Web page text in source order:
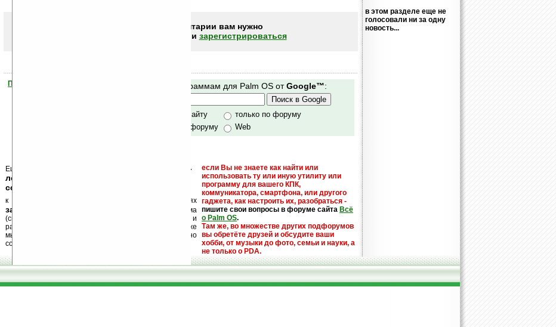
Чтобы писать комментарии вам нужно
или зарегистрироваться
Помогите Ладошкам стать лучше
Поиск по программам для Palm OS отGoogle™:
только по сайту
только по форуму
по сайту и форуму
Web
Еще раз обращаем внимание, что
кейгены, кряки -
лекарства, серийные номера, ключи и
ссылки на варезные сайты
если Вы не знаете как найти или
использовать ту или иную утилиту или
программу для вашего КПК,
коммуникатора, смартфона, или другого
гаджета, как настроить их, разобраться -
пишите свои вопросы в форуме сайта Всё
о Palm OS.
Там же, во множестве других подфорумов
вы обретёте друзей и обсудите ваши
хобби, от музыки до фото, семьи и науки, а
не только о PDA.
к публикации на нашем сайте в комментариях
запрещены
, как и несанкционированная реклама
(спам). Мы поддерживаем авторов программ и
развитие легального программного обеспечения. Также
мы призываем Вас поддерживать авторов, особенно
создающих бесплатные (freeware) программы.
в этом разделе еще не
голосовали ни за одну
новость...